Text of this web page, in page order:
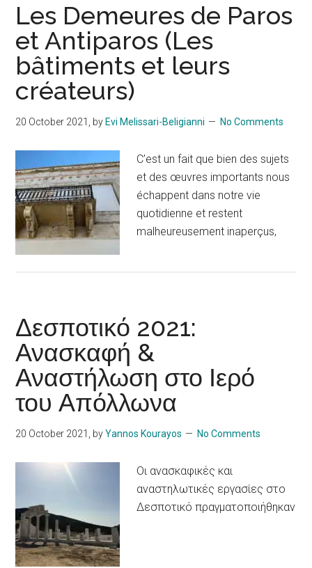
Les Demeures de Paros
et Antiparos (Les
bâtiments et leurs
créateurs)
20 October 2021 , by Evi Melissari-Beligianni No Comments
C’est un fait que bien des sujets
et des œuvres importants nous
échappent dans notre vie
quotidienne et restent
malheureusement inaperçus,
Δεσποτικό 2021:
Ανασκαφή &
Αναστήλωση στο Ιερό
του Απόλλωνα
20 October 2021 , byYannos Kourayos No Comments
Οι ανασκαφικές και
αναστηλωτικές εργασίες στο
Δεσποτικό πραγματοποιήθηκαν